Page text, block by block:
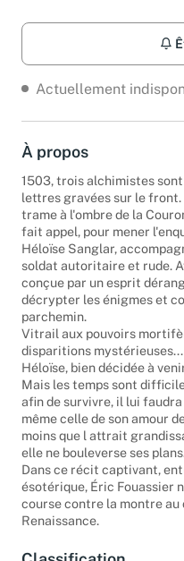
Actuellement
À propos
1503, trois alchimistes
lettres gravées sur le
trame à l'ombre de la
fait appel, pour mener
Héloïse Sanglar,
soldat autoritaire et rude.
conçue par un esprit
décrypter les énigmes et
parchemin.
Vitrail aux pouvoirs
disparitions
Héloïse, bien décidée à
Mais les temps sont
afin de survivre, il lui
même celle de son amour
moins que l attrait
elle ne bouleverse ses
Dans ce récit captivant,
ésotérique, Éric Fouassier
course contre la montre au
Renaissance.